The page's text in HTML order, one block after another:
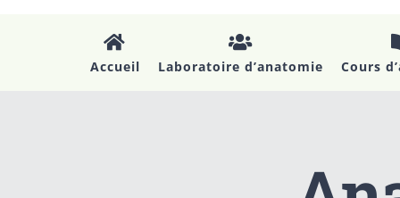
Accueil Laboratoire d’anatomie Cours